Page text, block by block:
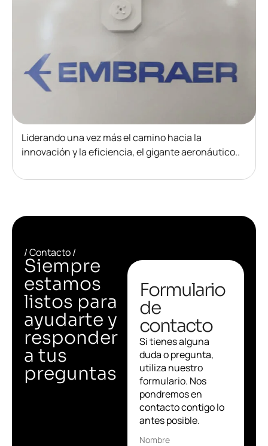
Liderando una vez más el camino hacia la
innovación y la eficiencia, el gigante aeronáutico..
/ Contacto /
Siempre
estamos
listos para
ayudarte y
responder
a tus
preguntas
Formulario
de
contacto
Si tienes alguna
duda o pregunta,
utiliza nuestro
formulario. Nos
pondremos en
contacto contigo lo
antes posible.
Nombre